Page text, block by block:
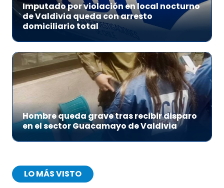
Imputado por violación en local nocturno
de Valdivia queda con arresto
domiciliario total
Hombre queda grave tras recibir disparo
en el sector Guacamayo de Valdivia
LO MÁS VISTO